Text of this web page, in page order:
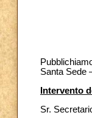
Santa Sede
Intervento
Sr.